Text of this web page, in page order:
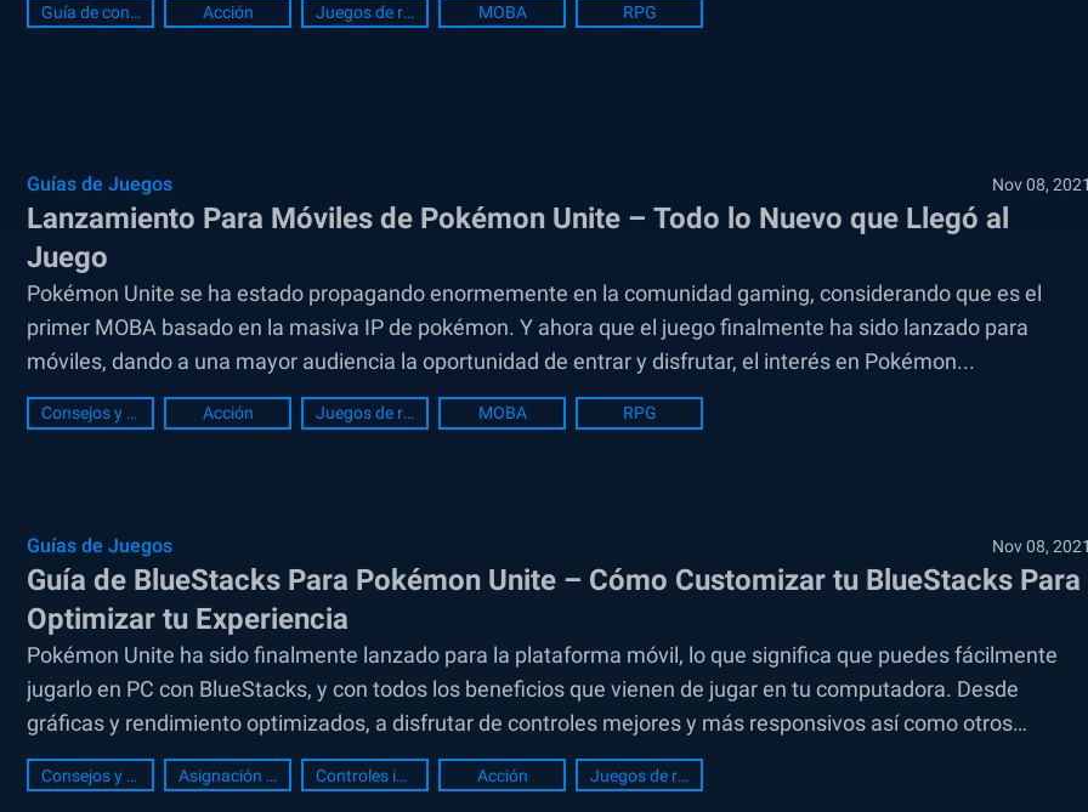
Guía de configuración de PC Acción Juegos de rol MOBA RPG
Guías de Juegos Nov 08,
Lanzamiento Para Móviles de Pokémon Unite – Todo lo Nuevo que Llegó al
Juego
Pokémon Unite se ha estado propagando enormemente en la comunidad gaming, considerando que es el
primer MOBA basado en la masiva IP de pokémon. Y ahora que el juego finalmente ha sido lanzado para
móviles, dando a una mayor audiencia la oportunidad de entrar y disfrutar, el interés en Pokémon...
Consejos y Trucos Acción Juegos de rol MOBA RPG
Guías de Juegos Nov 08,
Guía de BlueStacks Para Pokémon Unite – Cómo Customizar tu BlueStacks Para
Optimizar tu Experiencia
Pokémon Unite ha sido finalmente lanzado para la plataforma móvil, lo que significa que puedes fácilmente
jugarlo en PC con BlueStacks, y con todos los beneficios que vienen de jugar en tu computadora. Desde
gráficas y rendimiento optimizados, a disfrutar de controles mejores y más responsivos así como otros
aspectos...
Consejos y Trucos Asignación de teclas Controles inteligentes Acción Juegos de rol